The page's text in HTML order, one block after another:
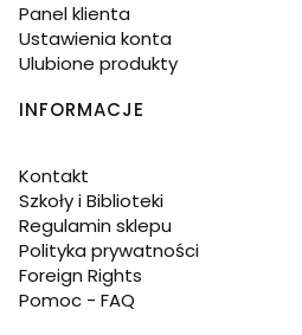
Panel klienta
Ustawienia konta
Ulubione produkty
INFORMACJE
Kontakt
Szkoły i Biblioteki
Regulamin sklepu
Polityka prywatności
Foreign Rights
Pomoc - FAQ